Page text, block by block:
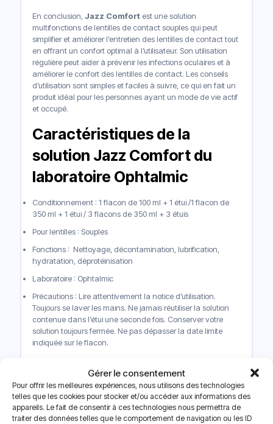
Gérer le consentement
Pour offrir les meilleures expériences, nous utilisons des technologies
telles que les cookies pour stocker et/ou accéder aux informations des
appareils. Le fait de consentir à ces technologies nous permettra de
traiter des données telles que le comportement de navigation ou les ID
En conclusion, Jazz Comfortest une solution
multifonctions de lentilles de contact souples qui peut
simplifier et améliorer l’entretien des lentilles de contact tout
en offrant un confort optimal à l’utilisateur. Son utilisation
régulière peut aider à prévenir les infections oculaires et à
améliorer le confort des lentilles de contact. Les conseils
d’utilisation sont simples et faciles à suivre, ce qui en fait un
produit idéal pour les personnes ayant un mode de vie actif
et occupé.
Caractéristiques de la
solution Jazz Comfort du
laboratoire Ophtalmic
Conditionnement : 1 flacon de 100 ml + 1 étui /1 flacon de
350 ml + 1 étui / 3 flacons de 350 ml + 3 étuis
Pour lentilles : Souples
Fonctions : Nettoyage, décontamination, lubrification,
hydratation, déprotéinisation
Laboratoire : Ophtalmic
Précautions : Lire attentivement la notice d’utilisation.
Toujours se laver les mains. Ne jamais réutiliser la solution
contenue dans l’étui une seconde fois. Conserver votre
solution toujours fermée. Ne pas dépasser la date limite
indiquée sur le flacon.
Conseils d’utilisationde la
solution Jazz Comfort du
laboratoire Ophtalmic